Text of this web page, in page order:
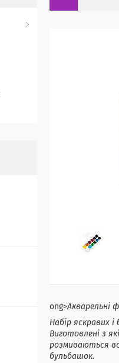
ong>Акварельні
Набір яскравих і
Виготовлені з
розмиваються
бульбашок.